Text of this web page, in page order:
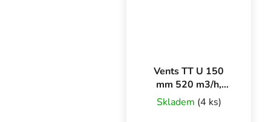
Vents TT U 150
mm 520 m3/h,
axiální ventilátor s
regulací teploty
Skladem (4 ks)